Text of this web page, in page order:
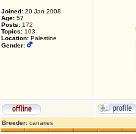
Joined: 20 Jan 2008
Age: 57
Posts: 172
Topics: 103
Location: Palestine
Gender:
Breeder: canaries